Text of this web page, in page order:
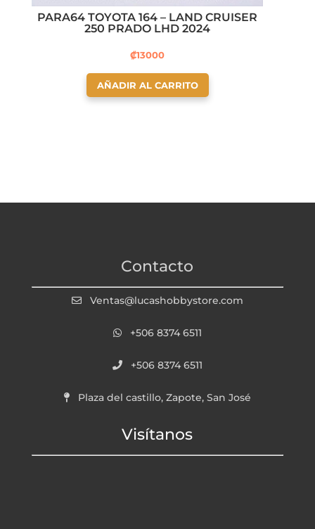
PARA64 TOYOTA 164 – LAND CRUISER
250 PRADO LHD 2024
₡13000
AÑADIR AL CARRITO
Contacto
Ventas@lucashobbystore.com
+506 8374 6511
+506 8374 6511
Plaza del castillo, Zapote, San José
Visítanos